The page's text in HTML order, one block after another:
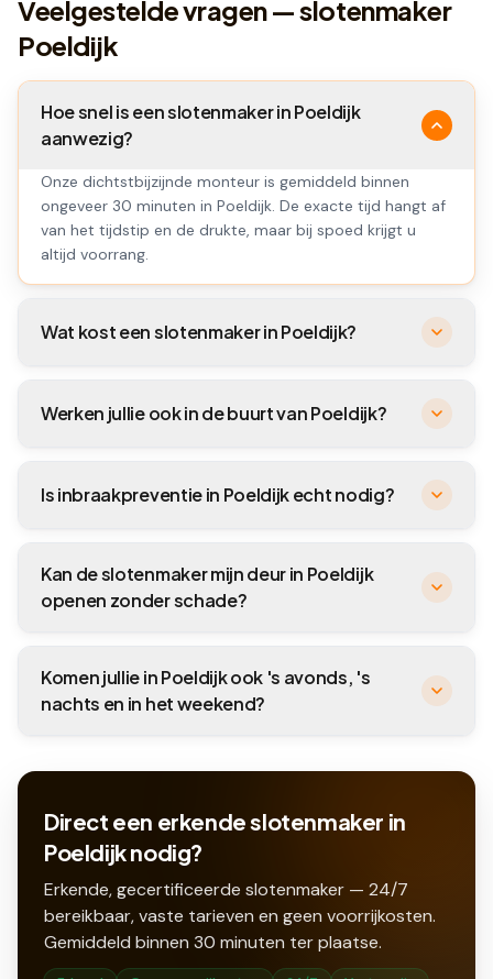
Veelgestelde vragen — slotenmaker
Poeldijk
Hoe snel is een slotenmaker in Poeldijk
aanwezig?
Onze dichtstbijzijnde monteur is gemiddeld binnen
ongeveer 30 minuten in Poeldijk. De exacte tijd hangt af
van het tijdstip en de drukte, maar bij spoed krijgt u
altijd voorrang.
Wat kost een slotenmaker in Poeldijk?
Werken jullie ook in de buurt van Poeldijk?
Is inbraakpreventie in Poeldijk echt nodig?
Kan de slotenmaker mijn deur in Poeldijk
openen zonder schade?
Komen jullie in Poeldijk ook 's avonds, 's
nachts en in het weekend?
Direct een erkende slotenmaker in
Poeldijk nodig?
Erkende, gecertificeerde slotenmaker — 24/7
bereikbaar, vaste tarieven en geen voorrijkosten.
Gemiddeld binnen 30 minuten ter plaatse.